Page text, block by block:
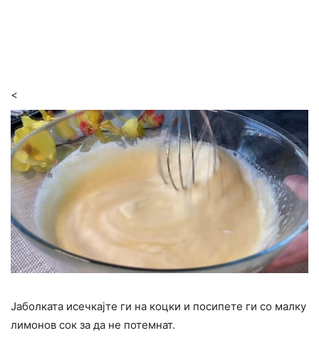
<
Јаболката исечкајте ги на коцки и посипете ги со малку
лимонов сок за да не потемнат.